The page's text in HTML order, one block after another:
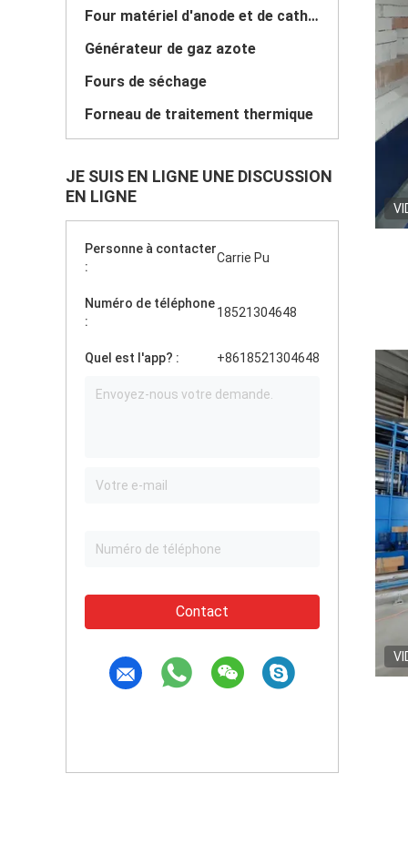
Four matériel d'anode et de cathode
Générateur de gaz azote
Fours de séchage
Forneau de traitement thermique
JE SUIS EN LIGNE UNE DISCUSSION
EN LIGNE
Personne à contacter
:
Carrie Pu
Numéro de téléphone
:
18521304648
Quel est l'app? : +8618521304648
Contact